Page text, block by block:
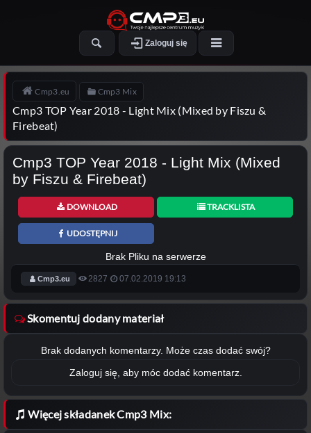
Zaloguj się
Cmp3.eu Cmp3 Mix
Cmp3 TOP Year 2018 - Light Mix (Mixed by Fiszu &
Firebeat)
Cmp3 TOP Year 2018 - Light Mix (Mixed
by Fiszu & Firebeat)
DOWNLOAD TRACKLISTA
UDOSTĘPNIJ
Brak Pliku na serwerze
Cmp3.eu 2827 07.02.2019 19:13
Skomentuj dodany materiał
Brak dodanych komentarzy. Może czas dodać swój?
Zaloguj się, aby móc dodać komentarz.
Więcej składanek Cmp3 Mix: